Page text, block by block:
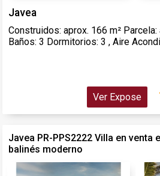
Javea
Construidos: aprox. 166 m² Parcela:
Baños: 3 Dormitorios: 3 , Aire
Ver Expose
Javea PR-PPS2222 Villa en venta
balinés moderno